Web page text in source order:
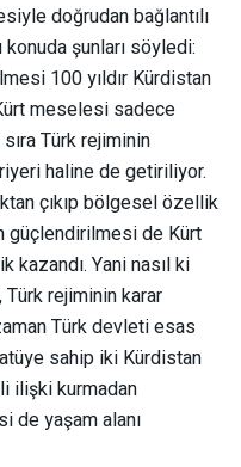
doğrudan bağlantılı
şunları söyledi:
100 yıldır Kürdistan
meselesi sadece
Türk rejiminin
haline de getiriliyor.
çıkıp bölgesel özellik
güçlendirilmesi de Kürt
Yani nasıl ki
rejiminin karar
Türk devleti esas
sahip iki Kürdistan
ilişki kurmadan
de yaşam alanı